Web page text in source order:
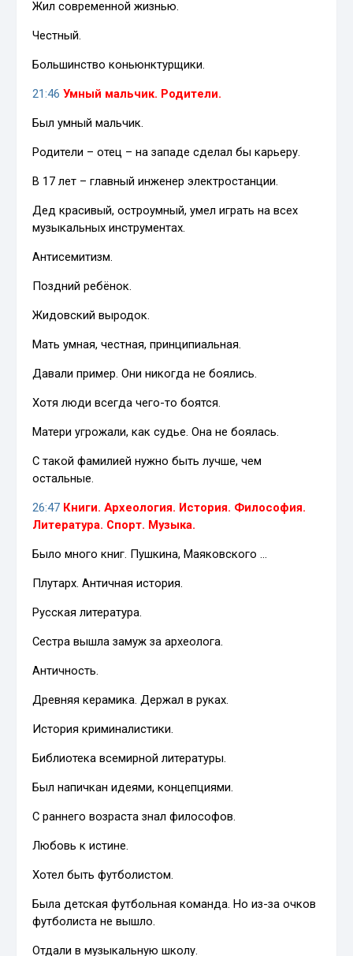
Жил современной жизнью.
Честный.
Большинство коньюнктурщики.
21:46 Умный мальчик. Родители.
Был умный мальчик.
Родители – отец – на западе сделал бы карьеру.
В 17 лет – главный инженер электростанции.
Дед красивый, остроумный, умел играть на всех
музыкальных инструментах.
Антисемитизм.
Поздний ребёнок.
Жидовский выродок.
Мать умная, честная, принципиальная.
Давали пример. Они никогда не боялись.
Хотя люди всегда чего-то боятся.
Матери угрожали, как судье. Она не боялась.
С такой фамилией нужно быть лучше, чем
остальные.
26:47 Книги. Археология. История. Философия.
Литература. Спорт. Музыка.
Было много книг. Пушкина, Маяковского …
Плутарх. Античная история.
Русская литература.
Сестра вышла замуж за археолога.
Античность.
Древняя керамика. Держал в руках.
История криминалистики.
Библиотека всемирной литературы.
Был напичкан идеями, концепциями.
С раннего возраста знал философов.
Любовь к истине.
Хотел быть футболистом.
Была детская футбольная команда. Но из-за очков
футболиста не вышло.
Отдали в музыкальную школу.